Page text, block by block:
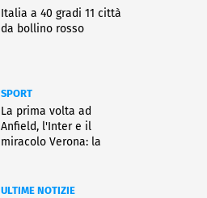
Italia a 40 gradi 11 città
da bollino rosso
SPORT
La prima volta ad
Anfield, l'Inter e il
miracolo Verona: la
ULTIME NOTIZIE